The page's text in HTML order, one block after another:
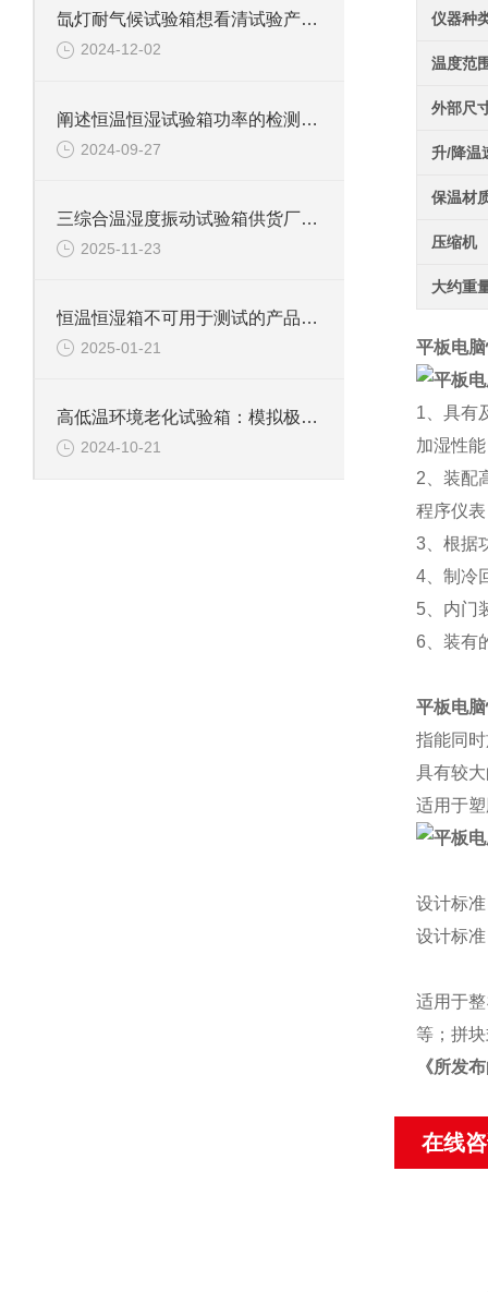
氙灯耐气候试验箱想看清试验产品照明灯来帮手
2024-12-02
阐述恒温恒湿试验箱功率的检测方法
2024-09-27
三综合温湿度振动试验箱供货厂家：技术解析与选购指南
2025-11-23
恒温恒湿箱不可用于测试的产品详解
2025-01-21
高低温环境老化试验箱：模拟极限环境的测试利器
2024-10-21
仪器种
温度范
外部尺
升/降温
保温材
压缩机
大约重
平板电
1、具有
加湿性
2、装配
程序仪
3、根据
4、制冷
5、内门
6、装有
平板电
指能同
具有较
适用于
设计标准
设计标
适用于
等；拼
《所发
在线